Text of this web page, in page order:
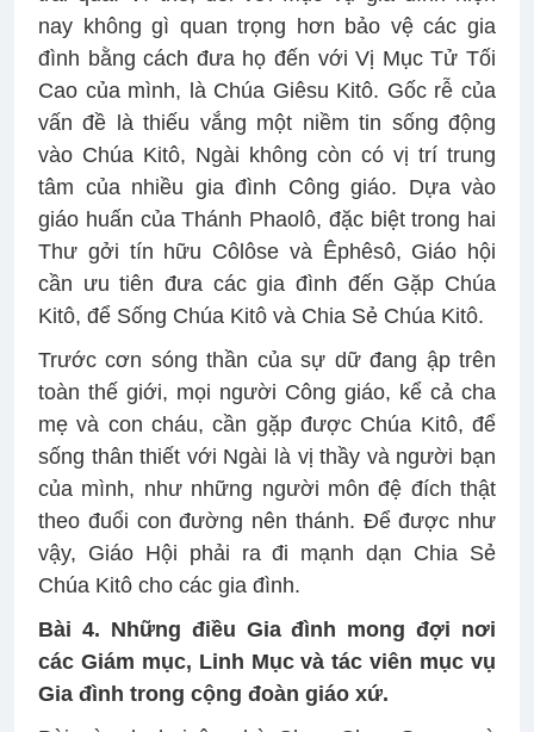
nay không gì quan trọng hơn bảo vệ các gia
đình bằng cách đưa họ đến với Vị Mục Tử Tối
Cao của mình, là Chúa Giêsu Kitô. Gốc rễ của
vấn đề là thiếu vắng một niềm tin sống động
vào Chúa Kitô, Ngài không còn có vị trí trung
tâm của nhiều gia đình Công giáo. Dựa vào
giáo huấn của Thánh Phaolô, đặc biệt trong hai
Thư gởi tín hữu Côlôse và Êphêsô, Giáo hội
cần ưu tiên đưa các gia đình đến Gặp Chúa
Kitô, để Sống Chúa Kitô và Chia Sẻ Chúa Kitô.
Trước cơn sóng thần của sự dữ đang ập trên
toàn thế giới, mọi người Công giáo, kể cả cha
mẹ và con cháu, cần gặp được Chúa Kitô, để
sống thân thiết với Ngài là vị thầy và người bạn
của mình, như những người môn đệ đích thật
theo đuổi con đường nên thánh. Để được như
vậy, Giáo Hội phải ra đi mạnh dạn Chia Sẻ
Chúa Kitô cho các gia đình.
Bài 4. Những điều Gia đình mong đợi nơi
các Giám mục, Linh Mục và tác viên mục vụ
Gia đình trong cộng đoàn giáo xứ.